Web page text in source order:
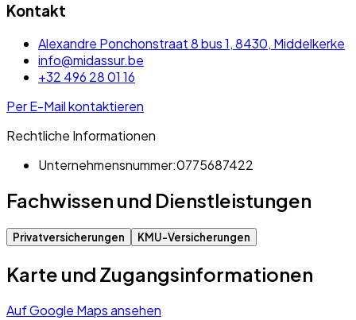
Kontakt
Alexandre Ponchonstraat 8 bus 1, 8430, Middelkerke
info@midassur.be
+32 496 28 01 16
Per E-Mail kontaktieren
Rechtliche Informationen
Unternehmensnummer:0775687422
Fachwissen und Dienstleistungen
Privatversicherungen KMU-Versicherungen
Karte und Zugangsinformationen
Auf Google Maps ansehen